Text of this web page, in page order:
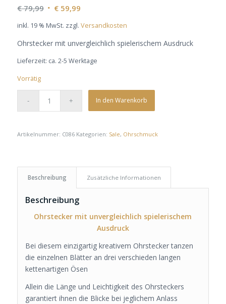
€79,99 Ursprünglicher
€ 79,99
€59,99Aktueller
€ 59,99.
inkl. 19 % MwSt. zzgl. Versandkosten
Ohrstecker mit unvergleichlich spielerischem Ausdruck
Lieferzeit: ca. 2-5 Werktage
Vorrätig
In den Warenkorb
Artikelnummer: C086 Kategorien: Sale, Ohrschmuck
Beschreibung Zusätzliche Informationen
Beschreibung
Ohrstecker mit unvergleichlich spielerischem
Ausdruck
Bei diesem einzigartig kreativem Ohrstecker tanzen
die einzelnen Blätter an drei verschieden langen
kettenartigen Ösen
Allein die Länge und Leichtigkeit des Ohrsteckers
garantiert ihnen die Blicke bei jeglichem Anlass